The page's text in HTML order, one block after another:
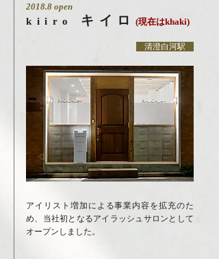
2018.8 open
kiiro キイロ (現在はkhaki)
清澄白河駅
アイリスト増加による事業内容を拡充のた
め、当社初となるアイラッシュサロンとして
オープンしました。